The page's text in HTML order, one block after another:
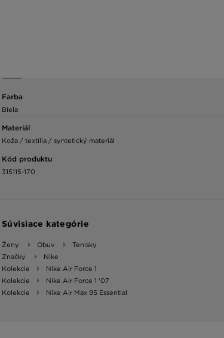
Farba
Biela
Materiál
Koža / textília / syntetický materiál
Kód produktu
315115-170
Súvisiace kategórie
Ženy Obuv
Tenisky
Značky
Nike
Kolekcie
Nike Air Force 1
Kolekcie
Nike Air Force 1 '07
Kolekcie
Nike Air Max 95 Essential